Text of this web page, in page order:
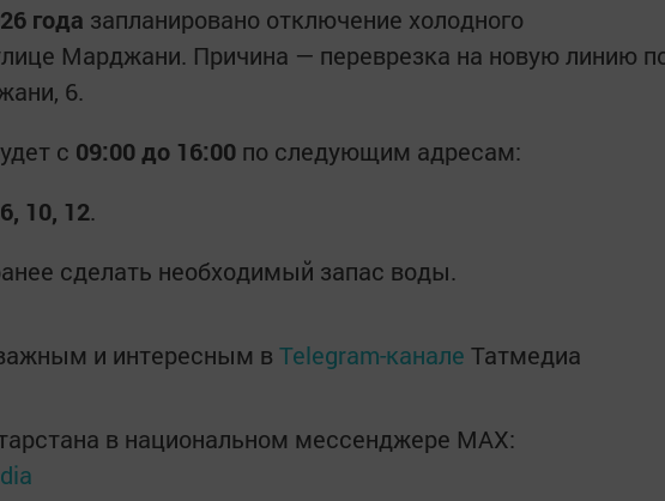
года запланировано отключение холодного
Марджани. Причина — переврезка на новую линию
6.
с 09:00 до 16:00 по следующим адресам:
6, 10, 12.
сделать необходимый запас воды.
и интересным в Telegram-канале Татмедиа
в национальном мессенджере MАХ: